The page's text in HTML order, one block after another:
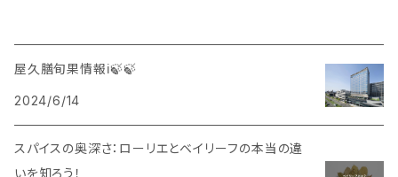
屋久膳旬果情報ℹ️🍃🍃
2024/6/14
スパイスの奥深さ：ローリエとベイリーフの本当の違
いを知ろう！